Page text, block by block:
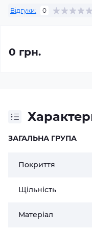
Відгуки: 0
0 грн.
ЗАГАЛЬНА ГРУПА
Покриття
Щільність
Матеріал